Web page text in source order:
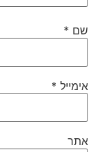
שם *
אימייל *
אתר